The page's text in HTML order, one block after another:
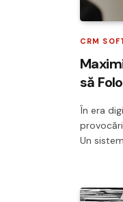
CRM
să
În era
Un